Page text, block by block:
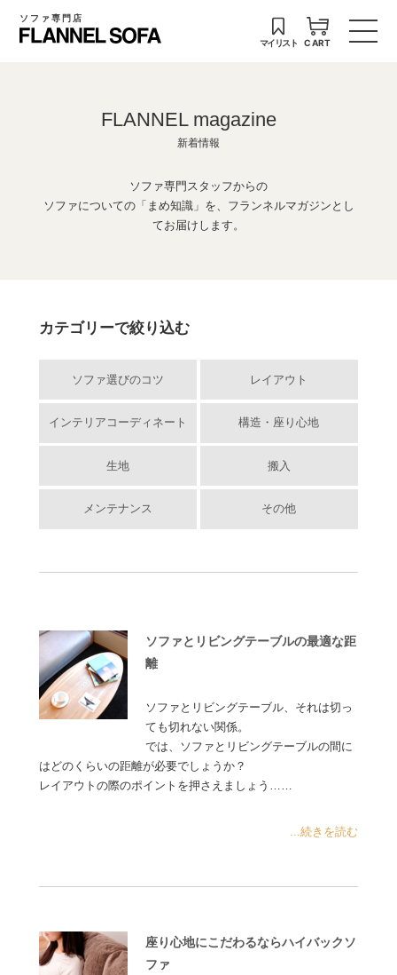
ソファ専門店
マイリスト CART
FLANNEL magazine
新着情報
ソファ専門スタッフからの
ソファについての「まめ知識」を、フランネルマガジンとし
てお届けします。
カテゴリーで絞り込む
ソファ選びのコツ レイアウト
インテリアコーディネート 構造・座り心地
生地 搬入
メンテナンス その他
ソファとリビングテーブルの最適な距
離
ソファとリビングテーブル、それは切っ
ても切れない関係。
では、ソファとリビングテーブルの間に
はどのくらいの距離が必要でしょうか？
レイアウトの際のポイントを押さえましょう……
...続きを読む
座り心地にこだわるならハイバックソ
ファ